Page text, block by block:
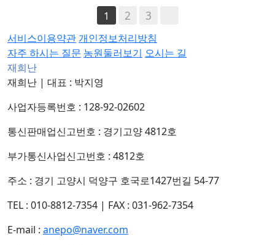
1
2 3
서비스이용약관 개인정보처리방침
자주 하시는 질문 농원둘러보기 오시는 길
재희난
재희난 | 대표 : 박지영
사업자등록번호 : 128-92-02602
통신판매업신고번호 : 경기고양 4812호
부가통신사업신고번호 : 4812호
주소 : 경기 고양시 덕양구 호국로1427번길 54-77
TEL : 010-8812-7354 | FAX : 031-962-7354
E-mail : anepo@naver.com